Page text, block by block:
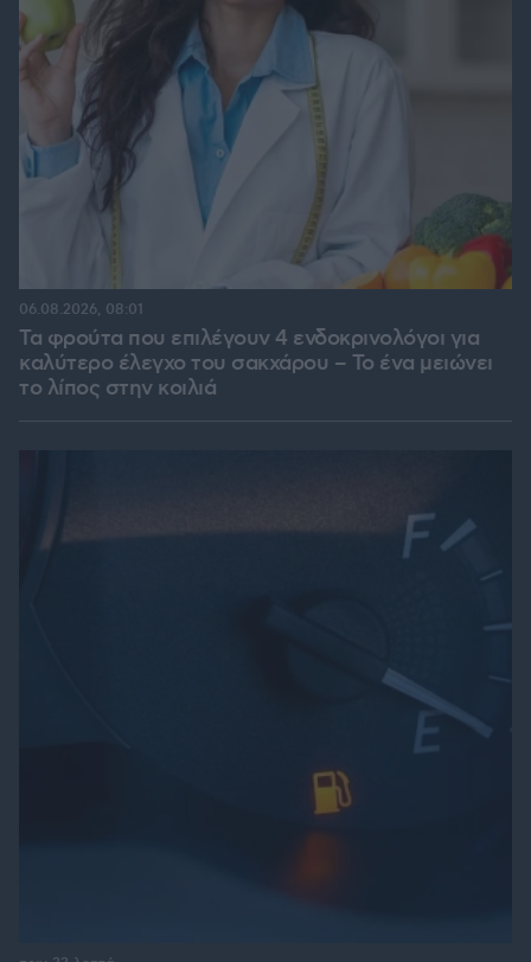
Τα φρούτα που επιλέγουν 4 ενδοκρινολόγοι για
καλύτερο έλεγχο του σακχάρου – Το ένα μειώνει
το λίπος στην κοιλιά
06.08.2026, 08:01